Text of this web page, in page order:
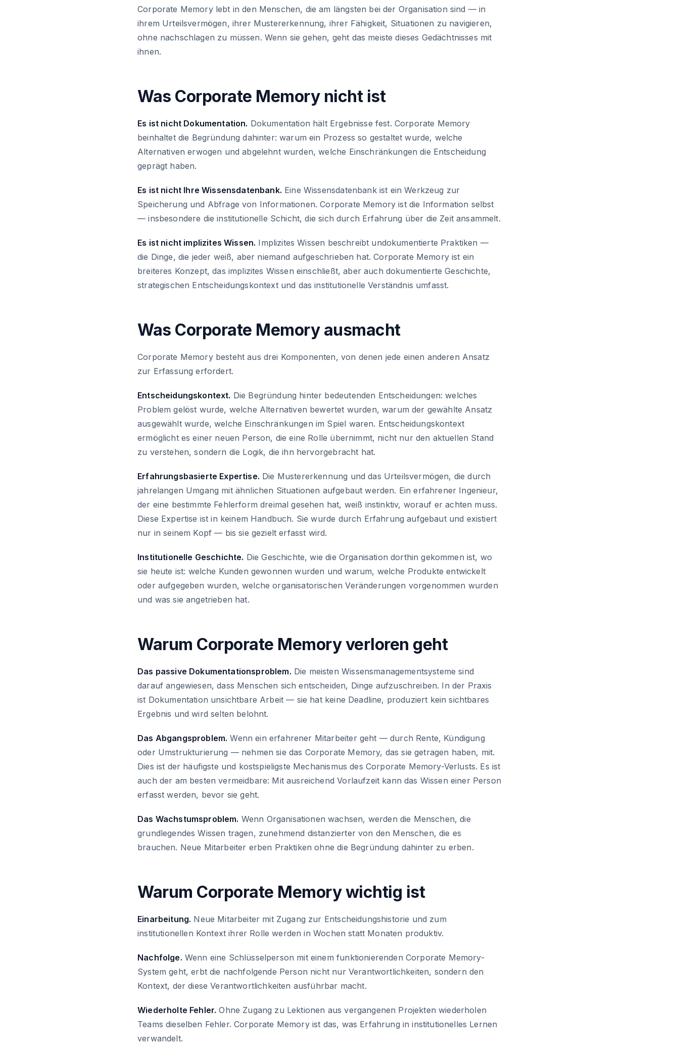
Corporate Memory lebt in den Menschen, die am längsten bei der Organisation sind — in
ihrem Urteilsvermögen, ihrer Mustererkennung, ihrer Fähigkeit, Situationen zu navigieren,
ohne nachschlagen zu müssen. Wenn sie gehen, geht das meiste dieses Gedächtnisses mit
ihnen.
Was Corporate Memory nicht ist
Es ist nicht Dokumentation. Dokumentation hält Ergebnisse fest. Corporate Memory
beinhaltet die Begründung dahinter: warum ein Prozess so gestaltet wurde, welche
Alternativen erwogen und abgelehnt wurden, welche Einschränkungen die Entscheidung
geprägt haben.
Es ist nicht Ihre Wissensdatenbank. Eine Wissensdatenbank ist ein Werkzeug zur
Speicherung und Abfrage von Informationen. Corporate Memory ist die Information selbst
— insbesondere die institutionelle Schicht, die sich durch Erfahrung über die Zeit ansammelt.
Es ist nicht implizites Wissen. Implizites Wissen beschreibt undokumentierte Praktiken —
die Dinge, die jeder weiß, aber niemand aufgeschrieben hat. Corporate Memory ist ein
breiteres Konzept, das implizites Wissen einschließt, aber auch dokumentierte Geschichte,
strategischen Entscheidungskontext und das institutionelle Verständnis umfasst.
Was Corporate Memory ausmacht
Corporate Memory besteht aus drei Komponenten, von denen jede einen anderen Ansatz
zur Erfassung erfordert.
Entscheidungskontext. Die Begründung hinter bedeutenden Entscheidungen: welches
Problem gelöst wurde, welche Alternativen bewertet wurden, warum der gewählte Ansatz
ausgewählt wurde, welche Einschränkungen im Spiel waren. Entscheidungskontext
ermöglicht es einer neuen Person, die eine Rolle übernimmt, nicht nur den aktuellen Stand
zu verstehen, sondern die Logik, die ihn hervorgebracht hat.
Erfahrungsbasierte Expertise. Die Mustererkennung und das Urteilsvermögen, die durch
jahrelangen Umgang mit ähnlichen Situationen aufgebaut werden. Ein erfahrener Ingenieur,
der eine bestimmte Fehlerform dreimal gesehen hat, weiß instinktiv, worauf er achten muss.
Diese Expertise ist in keinem Handbuch. Sie wurde durch Erfahrung aufgebaut und existiert
nur in seinem Kopf — bis sie gezielt erfasst wird.
Institutionelle Geschichte. Die Geschichte, wie die Organisation dorthin gekommen ist, wo
sie heute ist: welche Kunden gewonnen wurden und warum, welche Produkte entwickelt
oder aufgegeben wurden, welche organisatorischen Veränderungen vorgenommen wurden
und was sie angetrieben hat.
Warum Corporate Memory verloren geht
Das passive Dokumentationsproblem. Die meisten Wissensmanagementsysteme sind
darauf angewiesen, dass Menschen sich entscheiden, Dinge aufzuschreiben. In der Praxis
ist Dokumentation unsichtbare Arbeit — sie hat keine Deadline, produziert kein sichtbares
Ergebnis und wird selten belohnt.
Das Abgangsproblem. Wenn ein erfahrener Mitarbeiter geht — durch Rente, Kündigung
oder Umstrukturierung — nehmen sie das Corporate Memory, das sie getragen haben, mit.
Dies ist der häufigste und kostspieligste Mechanismus des Corporate Memory-Verlusts. Es ist
auch der am besten vermeidbare: Mit ausreichend Vorlaufzeit kann das Wissen einer Person
erfasst werden, bevor sie geht.
Das Wachstumsproblem. Wenn Organisationen wachsen, werden die Menschen, die
grundlegendes Wissen tragen, zunehmend distanzierter von den Menschen, die es
brauchen. Neue Mitarbeiter erben Praktiken ohne die Begründung dahinter zu erben.
Warum Corporate Memory wichtig ist
Einarbeitung. Neue Mitarbeiter mit Zugang zur Entscheidungshistorie und zum
institutionellen Kontext ihrer Rolle werden in Wochen statt Monaten produktiv.
Nachfolge. Wenn eine Schlüsselperson mit einem funktionierenden Corporate Memory-
System geht, erbt die nachfolgende Person nicht nur Verantwortlichkeiten, sondern den
Kontext, der diese Verantwortlichkeiten ausführbar macht.
Wiederholte Fehler. Ohne Zugang zu Lektionen aus vergangenen Projekten wiederholen
Teams dieselben Fehler. Corporate Memory ist das, was Erfahrung in institutionelles Lernen
verwandelt.